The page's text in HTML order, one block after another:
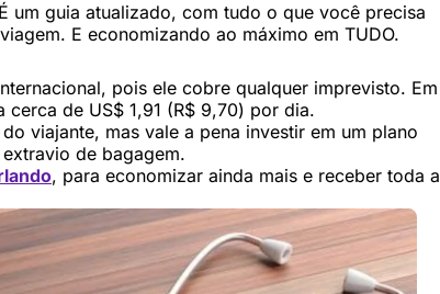
um guia atualizado, com tudo o que você precisa
E economizando ao máximo em TUDO.
pois ele cobre qualquer imprevisto. Em
de US$ 1,91 (R$ 9,70) por dia.
viajante, mas vale a pena investir em um plano
de bagagem.
, para economizar ainda mais e receber toda a